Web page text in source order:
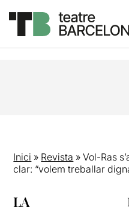
Inici » Revista »Vol-Ras
clar: “volem treballar
LA